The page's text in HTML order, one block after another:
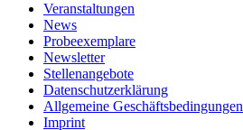
Veranstaltungen
News
Probeexemplare
Newsletter
Stellenangebote
Datenschutzerklärung
Allgemeine Geschäftsbedingungen
Imprint